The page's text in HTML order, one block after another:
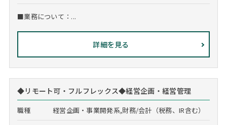
■業務について：...
詳細を見る
◆リモート可・フルフレックス◆経営企画・経営管理
職種 経営企画・事業開発系,財務/会計（税務、IR含む）